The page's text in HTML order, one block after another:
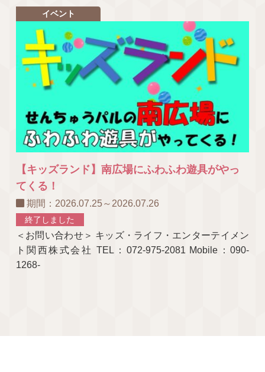
イベント
【キッズランド】南広場にふわふわ遊具がやっ
てくる！
期間：2026.07.25～2026.07.26
終了しました
＜お問い合わせ＞ キッズ・ライフ・エンターテイメン
ト関西株式会社 TEL：072-975-2081 Mobile：090-
1268-